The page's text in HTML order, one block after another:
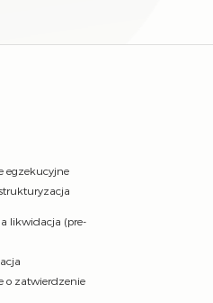
egzekucyjne
likwidacja (pre-
o zatwierdzenie